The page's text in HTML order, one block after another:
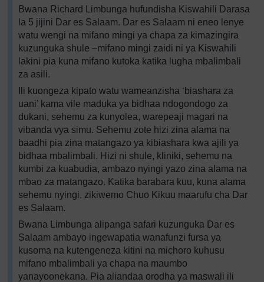
Bwana Richard Limbunga hufundisha Kiswahili Darasa
la 5 jijini Dar es Salaam. Dar es Salaam ni eneo lenye
watu wengi na mifano mingi ya chapa za kimazingira
kuzunguka shule –mifano mingi zaidi ni ya Kiswahili
lakini pia kuna mifano kutoka katika lugha mbalimbali
za asili.
Ili kuongeza kipato watu wameanzisha ‘biashara za
uani’ kama vile maduka ya bidhaa ndogondogo za
dukani, sehemu za kunyolea, warepeaji magari na
vibanda vya simu. Sehemu zote hizi zina alama na
baadhi pia zina matangazo ya kibiashara kwa ajili ya
bidhaa mbalimbali. Hizi ni shule, kliniki, sehemu na
kumbi za kuabudia, ambazo nyingi yazo zina alama na
mbao za matangazo. Katika barabara kuu, kuna alama
sehemu nyingi, zikiwemo Chuo Kikuu maarufu cha Dar
es Salaam.
Bwana Limbunga alipanga safari kuzunguka Dar es
Salaam ambayo ingewapatia wanafunzi fursa ya
kusoma na kutengeneza kitini na michoro kuhusu
mifano mbalimbali ya chapa na maumbo
yanayoonekana. Pia aliandaa orodha ya maswali ili